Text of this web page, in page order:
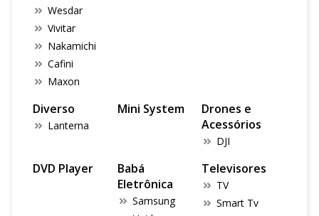
Wesdar
Vivitar
Nakamichi
Cafini
Maxon
Diverso
Lanterna
Mini System
Drones e
Acessórios
DJI
DVD Player
Babá
Eletrônica
Samsung
Televisores
TV
Smart Tv